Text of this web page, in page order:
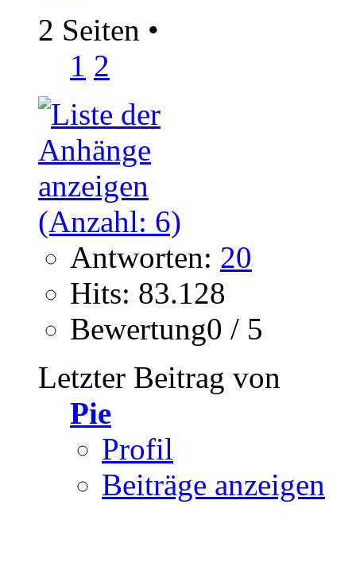
2 Seiten •
1 2
Antworten: 20
Hits: 83.128
Bewertung0 / 5
Letzter Beitrag von
Pie
Profil
Beiträge anzeigen